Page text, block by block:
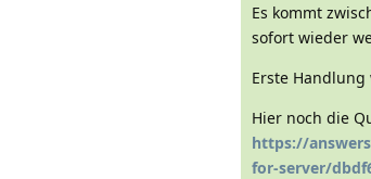
Es kommt
sofort wieder
Erste
Hier noch die
https://
for-server/